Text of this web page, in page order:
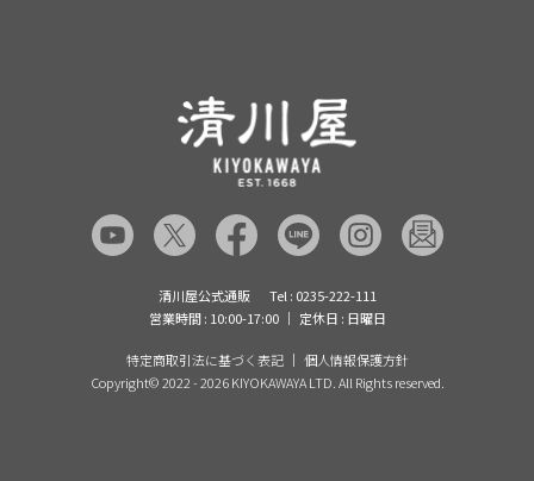
よくあるご質問（FAQ）
あんしんの品質保証について（産直品）
品質保証について（通常品）
清川屋のレビューを見る
清川屋公式通販
Tel : 0235-222-111
営業時間 : 10:00-17:00
定休日 : 日曜日
特定商取引法に基づく表記
個人情報保護方針
Copyright©2022 - 2026 KIYOKAWAYA LTD. All Rights reserved.